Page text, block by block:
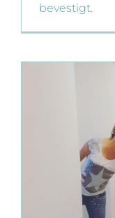
bevestigt.